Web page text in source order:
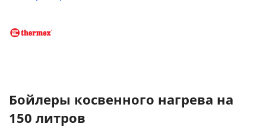
Бойлеры косвенного нагрева на
150 литров